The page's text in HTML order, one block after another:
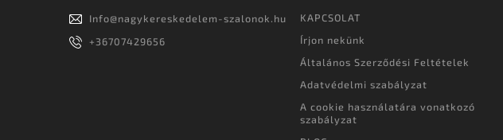
Info@nagykereskedelem-szalonok.hu
+36707429656
KAPCSOLAT
Írjon nekünk
Általános Szerződési Feltételek
Adatvédelmi szabályzat
A cookie használatára vonatkozó
szabályzat